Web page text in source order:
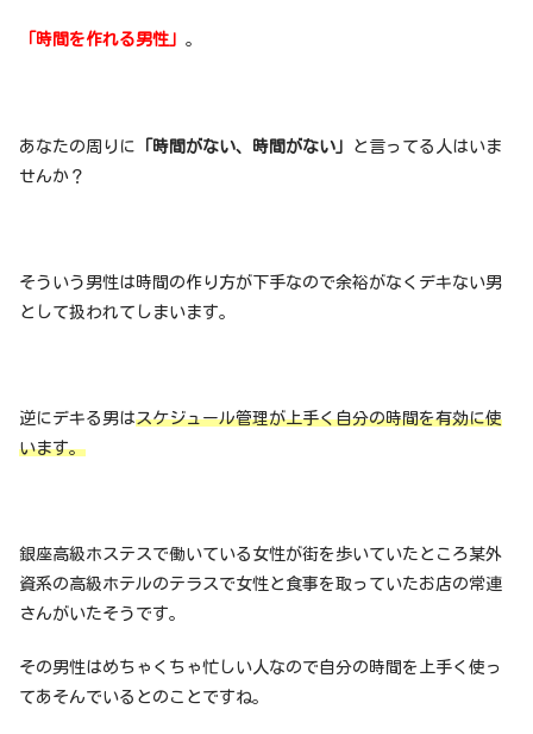
「時間を作れる男性」 。
あなたの周りに 「時間がない、時間がない」
と言ってる人はいま
せんか？
そういう男性は時間の作り方が下手なので余裕がなくデキない男
として扱われてしまいます。
逆にデキる男はスケジュール管理が上手く自分の時間を有効に使
います。
銀座高級ホステスで働いている女性が街を歩いていたところ某外
資系の高級ホテルのテラスで女性と食事を取っていたお店の常連
さんがいたそうです。
その男性はめちゃくちゃ忙しい人なので自分の時間を上手く使っ
てあそんでいるとのことですね。